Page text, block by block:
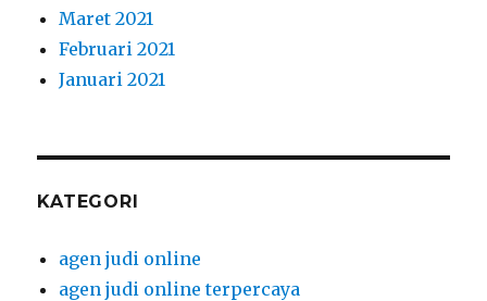
Maret 2021
Februari 2021
Januari 2021
KATEGORI
agen judi online
agen judi online terpercaya